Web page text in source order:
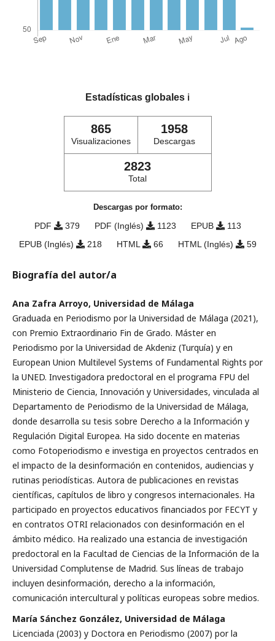
Estadísticas globales ℹ️
865
Visualizaciones
1958
Descargas
2823
Total
Descargas por formato:
PDF 379 PDF (Inglés) 1123 EPUB
113
EPUB (Inglés)
218 HTML 66 HTML (Inglés) 59
Biografía del autor/a
Ana Zafra Arroyo, Universidad de Málaga
Graduada en Periodismo por la Universidad de Málaga (2021),
con Premio Extraordinario Fin de Grado. Máster en
Periodismo por la Universidad de Akdeniz (Turquía) y en
European Union Multilevel Systems of Fun­damental Rights por
la UNED. Investigadora predoctoral en el programa FPU del
Ministerio de Ciencia, Innovación y Universidades, vinculada al
Departamento de Periodismo de la Universidad de Málaga,
donde desarrolla su tesis sobre Derecho a la Información y
Regulación Digital Europea. Ha sido docente en materias
como Fotoperiodismo e investiga en proyectos centrados en
el impacto de la desinformación en contenidos, audiencias y
rutinas periodísticas. Autora de publicaciones en revistas
científicas, capítulos de libro y congresos internacionales. Ha
participado en proyectos educa­tivos financiados por FECYT y
en contratos OTRI relacionados con desinformación en el
ámbito médico. Ha realizado una estancia de investigación
predoctoral en la Facultad de Ciencias de la Información de la
Universidad Complutense de Madrid. Sus líneas de trabajo
incluyen desinformación, derecho a la información,
comunicación intercultural y po­líticas europeas sobre medios.
María Sánchez González, Universidad de Málaga
Licenciada (2003) y Doctora en Periodismo (2007) por la